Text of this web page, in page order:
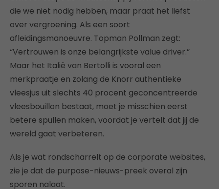
die we niet nodig hebben, maar praat het liefst
over vergroening. Als een soort
afleidingsmanoeuvre. Topman Pollman zegt:
“Vertrouwen is onze belangrijkste value driver.”
Maar het Italië van Bertolli is vooral een
merkpraatje en zolang de Knorr authentieke
vleesjus uit slechts 40 procent geconcentreerde
vleesbouillon bestaat, moet je misschien eerst
betere spullen maken, voordat je vertelt dat jij de
wereld gaat verbeteren.
Als je wat rondscharrelt op de corporate websites,
zie je dat de purpose-nieuws-preek overal zijn
sporen nalaat.